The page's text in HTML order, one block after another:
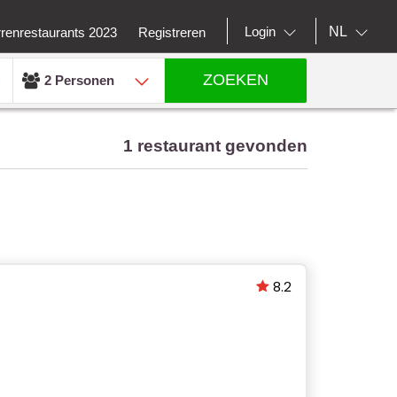
2023 Registreren Login NL
2 Personen ZOEKEN
1 restaurant gevonden
8.2